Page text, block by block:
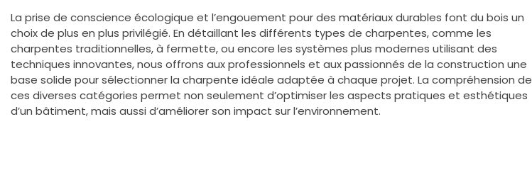
La prise de conscience écologique et l’engouement pour des matériaux durables font du bois un
choix de plus en plus privilégié. En détaillant les différents types de charpentes, comme les
charpentes traditionnelles, à fermette, ou encore les systèmes plus modernes utilisant des
techniques innovantes, nous offrons aux professionnels et aux passionnés de la construction une
base solide pour sélectionner la charpente idéale adaptée à chaque projet. La compréhension de
ces diverses catégories permet non seulement d’optimiser les aspects pratiques et esthétiques
d’un bâtiment, mais aussi d’améliorer son impact sur l’environnement.